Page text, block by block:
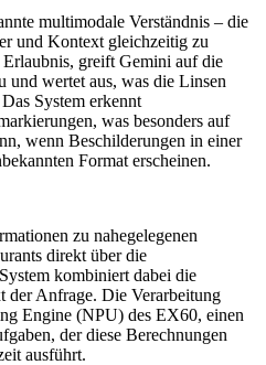
multimodale Verständnis – die
und Kontext gleichzeitig zu
greift Gemini auf die
und wertet aus, was die Linsen
System erkennt
was besonders auf
wenn Beschilderungen in einer
Format erscheinen.
zu nahegelegenen
direkt über die
kombiniert dabei die
der Anfrage. Die Verarbeitung
Engine (NPU) des EX60, einen
der diese Berechnungen
ausführt.